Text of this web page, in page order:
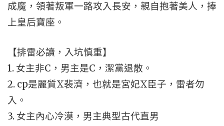
成魔，領著叛軍一路攻入長安，親自抱著美人，捧
上皇后寶座。
【排雷必讀，入坑慎重】
1. 女主非C，男主是C，潔黨退散。
2. cp是麗質X裴濟，也就是宮妃X臣子，雷者勿
入。
3. 女主內心冷漠，男主典型古代直男